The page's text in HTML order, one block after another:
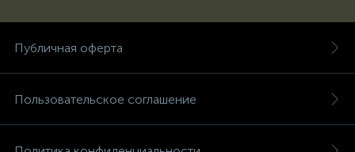
Публичная оферта
Пользовательское соглашение